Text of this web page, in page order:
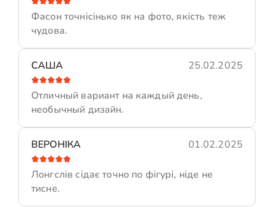
Фасон точнісінько як на фото, якість теж
чудова.
САША 25.02.2025
Отличный вариант на каждый день,
необычный дизайн.
ВЕРОНІКА 01.02.2025
Лонгслів сідає точно по фігурі, ніде не
тисне.